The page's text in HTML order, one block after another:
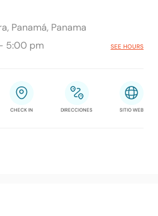
Panamá, Panama
5:00 pm SEE HOURS
CHECK IN DIRECCIONES SITIO WEB